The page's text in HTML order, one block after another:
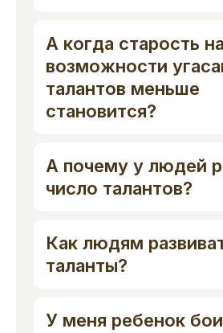
А когда старость
возможности
талантов меньше
становится?
А почему у людей
число талантов?
Как людям
таланты?
У меня ребенок